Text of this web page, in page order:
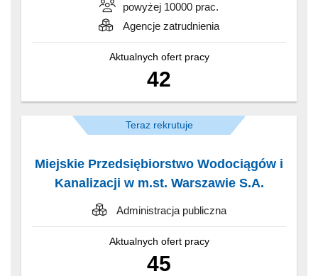
powyżej 10000 prac.
Agencje zatrudnienia
Aktualnych ofert pracy
42
Teraz rekrutuje
Miejskie Przedsiębiorstwo Wodociągów i
Kanalizacji w m.st. Warszawie S.A.
Administracja publiczna
Aktualnych ofert pracy
45